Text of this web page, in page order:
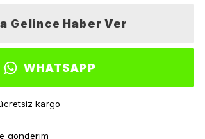
Gelince Haber Ver
WHATSAPP
kargo
gönderim